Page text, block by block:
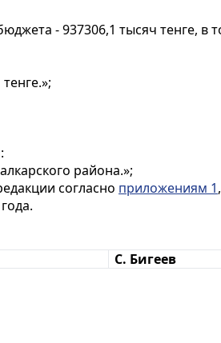
- 937306,1 тысяч тенге, в
района.»;
согласно приложениям 1,
С. Бигеев